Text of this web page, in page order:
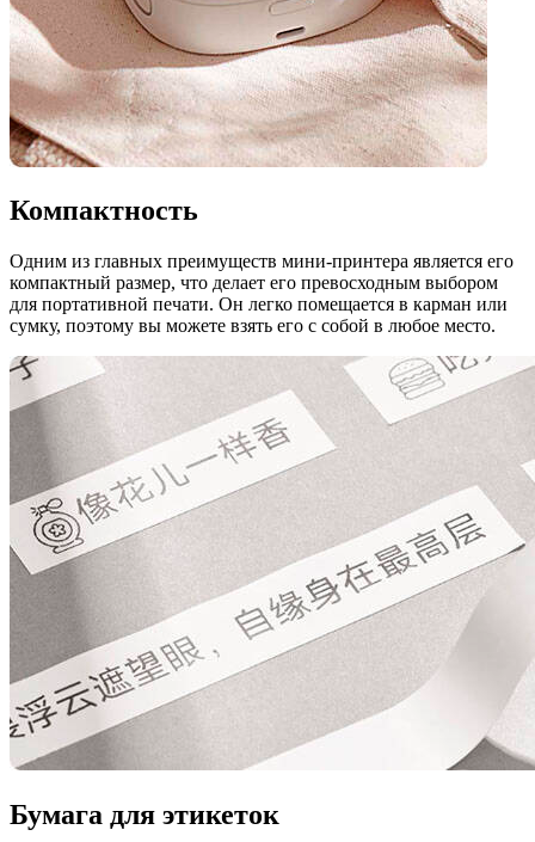
Компактность
Одним из главных преимуществ мини-принтера является его
компактный размер, что делает его превосходным выбором
для портативной печати. Он легко помещается в карман или
сумку, поэтому вы можете взять его с собой в любое место.
Бумага для этикеток